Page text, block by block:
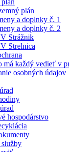
plán
a doplnky č. 1
a doplnky č. 2
Strážnik
Strelnica
má každý vedieť v
osobných údajov
hospodárstvo
služby